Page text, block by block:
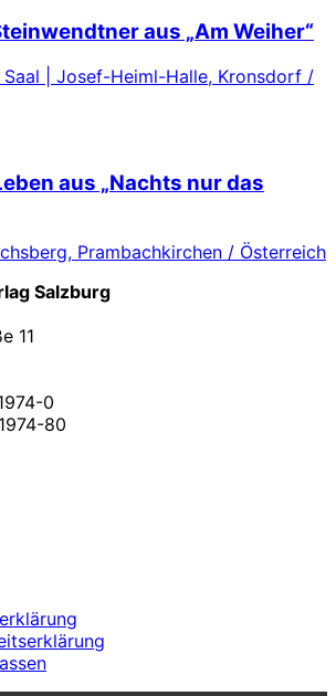
aus „Am Weiher“
| Josef-Heiml-Halle, Kronsdorf /
aus „Nachts nur das
Prambachkirchen / Österreich
Salzburg
11
0
80